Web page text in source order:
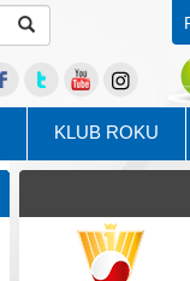
KLUB ROKU